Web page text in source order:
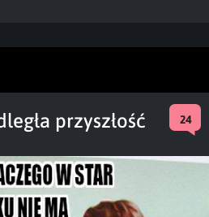
przyszłość 24